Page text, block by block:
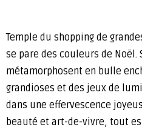
Temple du shopping de
se pare des couleurs de Noël.
métamorphosent en bulle
grandioses et des jeux de
dans une effervescence
beauté et art-de-vivre, tout